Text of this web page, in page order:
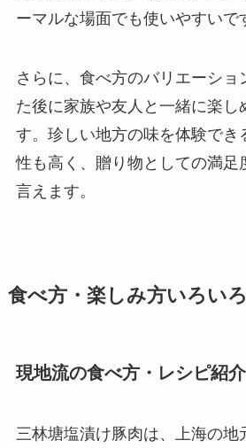
ーマルな場面でも使いやすいで
さらに、食べ方のバリエーショ
た後に家族や友人と一緒に楽し
す。珍しい地方の味を体験でき
性も高く、贈り物としての満足
言えます。
食べ方・楽しみ方いろいろ
現地流の食べ方・レシピ紹介
三林塘塩漬け豚肉は、上海の地